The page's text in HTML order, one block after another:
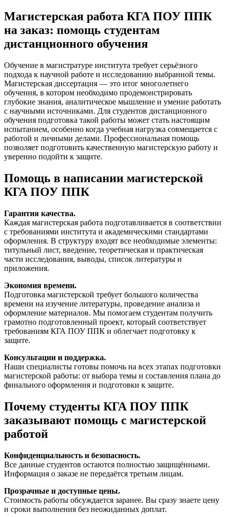
Магистерская работа КГА ПОУ ППК
на заказ: помощь студентам
дистанционного обучения
Обучение в магистратуре института требует серьёзного
подхода к научной работе и исследованию выбранной темы.
Магистерская диссертация — это итог многолетнего
обучения, в котором необходимо продемонстрировать
глубокие знания, аналитическое мышление и умение работать
с научными источниками. Для студентов дистанционного
обучения подготовка такой работы может стать настоящим
испытанием, особенно когда учебная нагрузка совмещается с
работой и личными делами. Профессиональная помощь
позволяет подготовить качественную магистерскую работу и
уверенно подойти к защите.
Помощь в написании магистерской
КГА ПОУ ППК
Гарантия качества.
Каждая магистерская работа подготавливается в соответствии
с требованиями института и академическими стандартами
оформления. В структуру входят все необходимые элементы:
титульный лист, введение, теоретическая и практическая
части исследования, выводы, список литературы и
приложения.
Экономия времени.
Подготовка магистерской требует большого количества
времени на изучение литературы, проведение анализа и
оформление материалов. Мы помогаем студентам получить
грамотно подготовленный проект, который соответствует
требованиям КГА ПОУ ППК и облегчает подготовку к
защите.
Консультации и поддержка.
Наши специалисты готовы помочь на всех этапах подготовки
магистерской работы: от выбора темы и составления плана до
финального оформления и подготовки к защите.
Почему студенты КГА ПОУ ППК
заказывают помощь с магистерской
работой
Конфиденциальность и безопасность.
Все данные студентов остаются полностью защищёнными.
Информация о заказе не передаётся третьим лицам.
Прозрачные и доступные цены.
Стоимость работы обсуждается заранее. Вы сразу знаете цену
и сроки выполнения без неожиданных доплат.